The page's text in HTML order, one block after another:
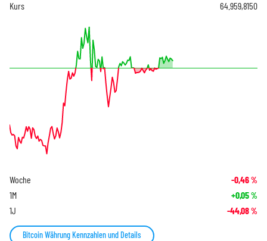
Kurs 64.959,8150
Woche -0,46%
1M +0,05%
1J -44,08%
Bitcoin Währung Kennzahlen und Details